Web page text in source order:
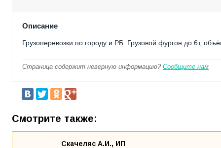
Описание
Грузоперевозки по городу и РБ. Грузовой фургон до 6т,
Страница содержит неверную информацию? Сообщите нам
Смотрите также:
Скачеляс А.И., ИП